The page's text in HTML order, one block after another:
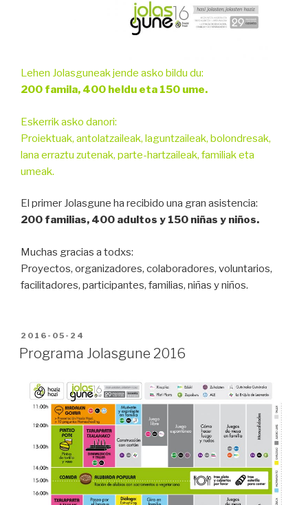
Lehen Jolasguneak jende asko bildu du:
200 famila, 400 heldu eta 150 ume.
Eskerrik asko danori:
Proiektuak, antolatzaileak, laguntzaileak, bolondresak,
lana erraztu zutenak, parte-hartzaileak, familiak eta
umeak.
El primer Jolasgune ha recibido una gran asistencia:
200 familias, 400 adultos y 150 niñas y niños.
Muchas gracias a todxs:
Proyectos, organizadores, colaboradores, voluntarios,
facilitadores, participantes, familias, niñas y niños.
PUBLICADO
EN
2016-05-24
Programa Jolasgune 2016